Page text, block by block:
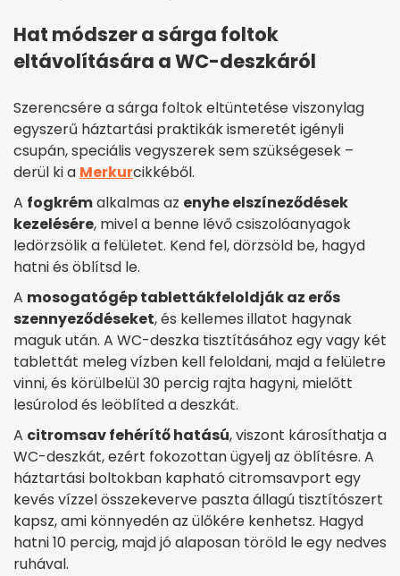
Hat módszer a sárga foltok
eltávolítására a WC-deszkáról
Szerencsére a sárga foltok eltüntetése viszonylag
egyszerű háztartási praktikák ismeretét igényli
csupán, speciális vegyszerek sem szükségesek –
derül ki a Merkurcikkéből.
A fogkrémalkalmas az enyhe elszíneződések
kezelésére, mivel a benne lévő csiszolóanyagok
ledörzsölik a felületet. Kend fel, dörzsöld be, hagyd
hatni és öblítsd le.
A mosogatógép tablettákfeloldják az erős
szennyeződéseket, és kellemes illatot hagynak
maguk után. A WC-deszka tisztításához egy vagy két
tablettát meleg vízben kell feloldani, majd a felületre
vinni, és körülbelül 30 percig rajta hagyni, mielőtt
lesúrolod és leöblíted a deszkát.
A citromsav fehérítő hatású, viszont károsíthatja a
WC-deszkát, ezért fokozottan ügyelj az öblítésre. A
háztartási boltokban kapható citromsavport egy
kevés vízzel összekeverve paszta állagú tisztítószert
kapsz, ami könnyedén az ülőkére kenhetsz. Hagyd
hatni 10 percig, majd jó alaposan töröld le egy nedves
ruhával.